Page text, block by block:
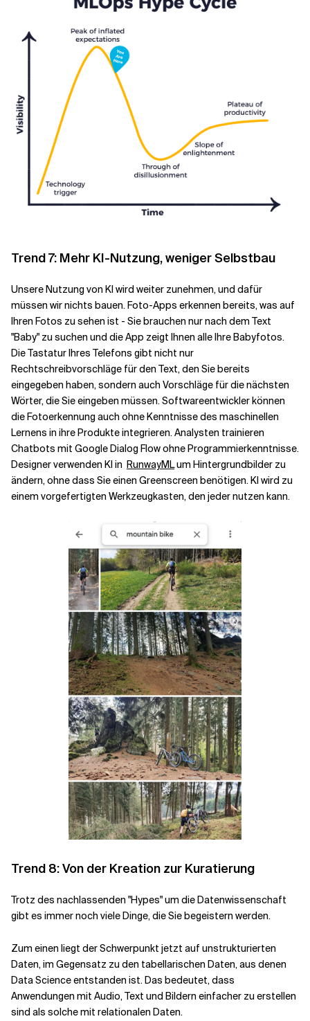
Trend 7: Mehr KI-Nutzung, weniger Selbstbau
Unsere Nutzung von KI wird weiter zunehmen, und dafür
müssen wir nichts bauen. Foto-Apps erkennen bereits, was auf
Ihren Fotos zu sehen ist - Sie brauchen nur nach dem Text
"Baby" zu suchen und die App zeigt Ihnen alle Ihre Babyfotos.
Die Tastatur Ihres Telefons gibt nicht nur
Rechtschreibvorschläge für den Text, den Sie bereits
eingegeben haben, sondern auch Vorschläge für die nächsten
Wörter, die Sie eingeben müssen. Softwareentwickler können
die Fotoerkennung auch ohne Kenntnisse des maschinellen
Lernens in ihre Produkte integrieren. Analysten trainieren
Chatbots mit Google Dialog Flow ohne Programmierkenntnisse.
Designer verwenden KI in RunwayMLum Hintergrundbilder zu
ändern, ohne dass Sie einen Greenscreen benötigen. KI wird zu
einem vorgefertigten Werkzeugkasten, den jeder nutzen kann.
Trend 8: Von der Kreation zur Kuratierung
Trotz des nachlassenden "Hypes" um die Datenwissenschaft
gibt es immer noch viele Dinge, die Sie begeistern werden.
Zum einen liegt der Schwerpunkt jetzt auf unstrukturierten
Daten, im Gegensatz zu den tabellarischen Daten, aus denen
Data Science entstanden ist. Das bedeutet, dass
Anwendungen mit Audio, Text und Bildern einfacher zu erstellen
sind als solche mit relationalen Daten.